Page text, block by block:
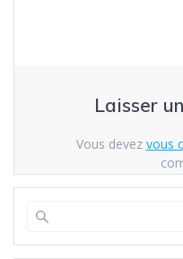
Laisser
Vous devez vous